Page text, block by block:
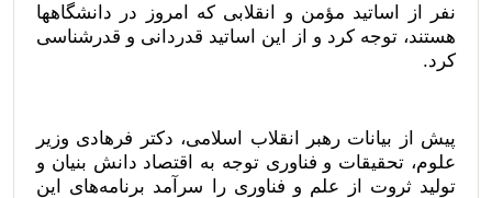
نفر از اساتید مؤمن و انقلابی که امروز در دانشگاهها
هستند، توجه کرد و از این اساتید قدردانی و قدرشناسی
کرد.
پیش از بیانات رهبر انقلاب اسلامی، دکتر فرهادی وزیر
علوم، تحقیقات و فناوری توجه به اقتصاد دانش بنیان و
تولید ثروت از علم و فناوری را سرآمد برنامه‌های این